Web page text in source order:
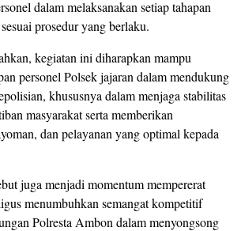
dalam melaksanakan setiap tahapan
prosedur yang berlaku.
kegiatan ini diharapkan mampu
personel Polsek jajaran dalam mendukung
khususnya dalam menjaga stabilitas
masyarakat serta memberikan
dan pelayanan yang optimal kepada
juga menjadi momentum mempererat
menumbuhkan semangat kompetitif
Polresta Ambon dalam menyongsong